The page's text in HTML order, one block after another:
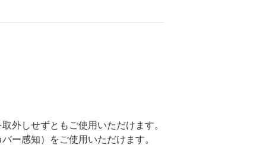
外しせずともご使用いただけます。
ー感知）をご使用いただけます。